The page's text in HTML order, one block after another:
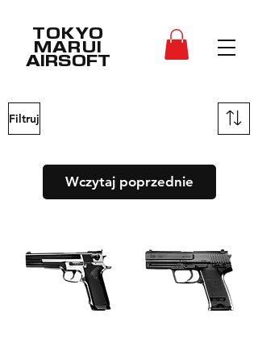
TOKYO
MARUI
AIRSOFT
Filtruj
Wczytaj poprzednie